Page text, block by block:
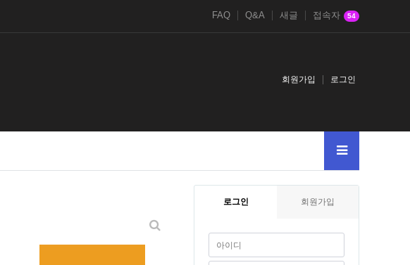
FAQ Q&A 새글 접속자 54
회원가입 로그인
로그인 회원가입